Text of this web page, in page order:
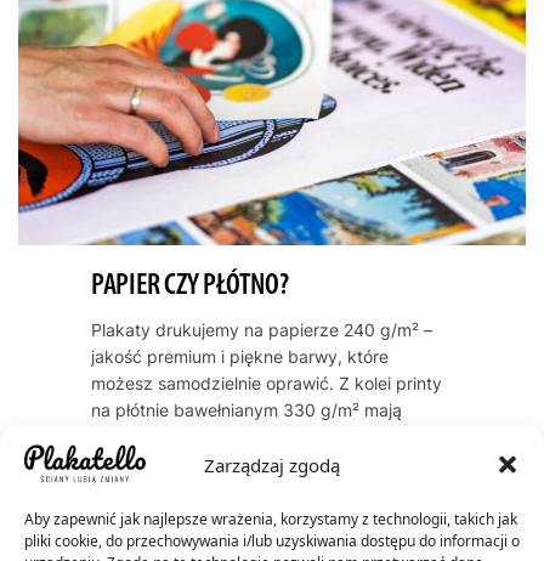
Zarządzaj zgodą
Aby zapewnić jak najlepsze wrażenia, korzystamy z technologii, takich jak
pliki cookie, do przechowywania i/lub uzyskiwania dostępu do informacji o
PAPIER CZY PŁÓTNO?
Plakaty drukujemy na papierze 240 g/m² –
jakość premium i piękne barwy, które
możesz samodzielnie oprawić. Z kolei printy
na płótnie bawełnianym 330 g/m² mają
dostarczamy je oprawione w ramę. Oba
warianty cechują się trwałością kolorów
przez dekady – do 60 lat dla plakatów, do
200 lat dla płócien.